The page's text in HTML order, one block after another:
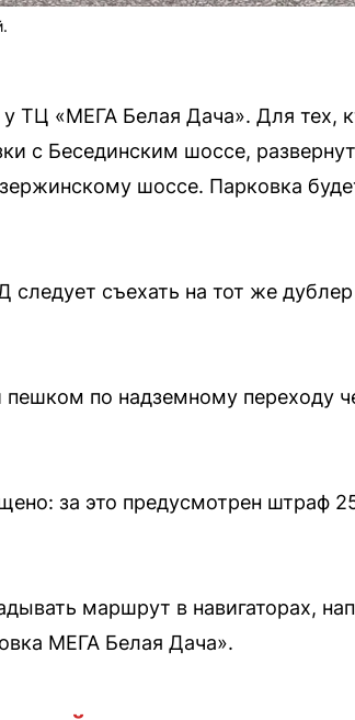
ТЦ «МЕГА Белая Дача». Для тех,
с Бесединским шоссе,
шоссе. Парковка
съехать на тот же
по надземному переходу
за это предусмотрен штраф
маршрут в навигаторах,
МЕГА Белая Дача».